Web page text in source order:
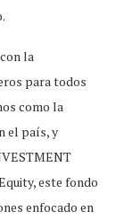
la
para todos
como la
el país, y
este fondo
enfocado en